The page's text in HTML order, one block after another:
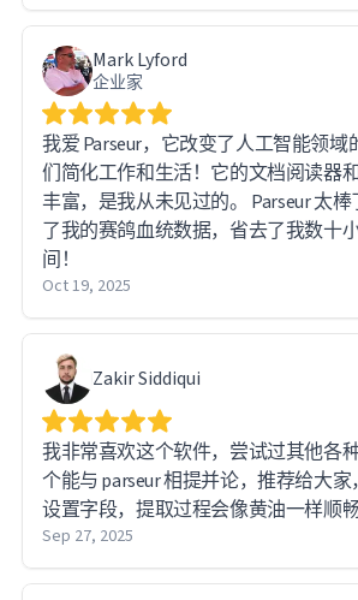
Mark Lyford
企业家
我爱 Parseur，它改变了人工智能领域
们简化工作和生活！它的文档阅读器
丰富，是我从未见过的。 Parseur 太
了我的赛鸽血统数据，省去了我数十
间！
Oct 19, 2025
Zakir Siddiqui
我非常喜欢这个软件，尝试过其他各
个能与 parseur 相提并论，推荐给大
设置字段，提取过程会像黄油一样顺
Sep 27, 2025